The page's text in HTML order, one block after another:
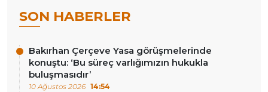
SON HABERLER
Bakırhan Çerçeve Yasa görüşmelerinde
konuştu: ‘Bu süreç varlığımızın hukukla
buluşmasıdır’
10 Ağustos 2026 14:54